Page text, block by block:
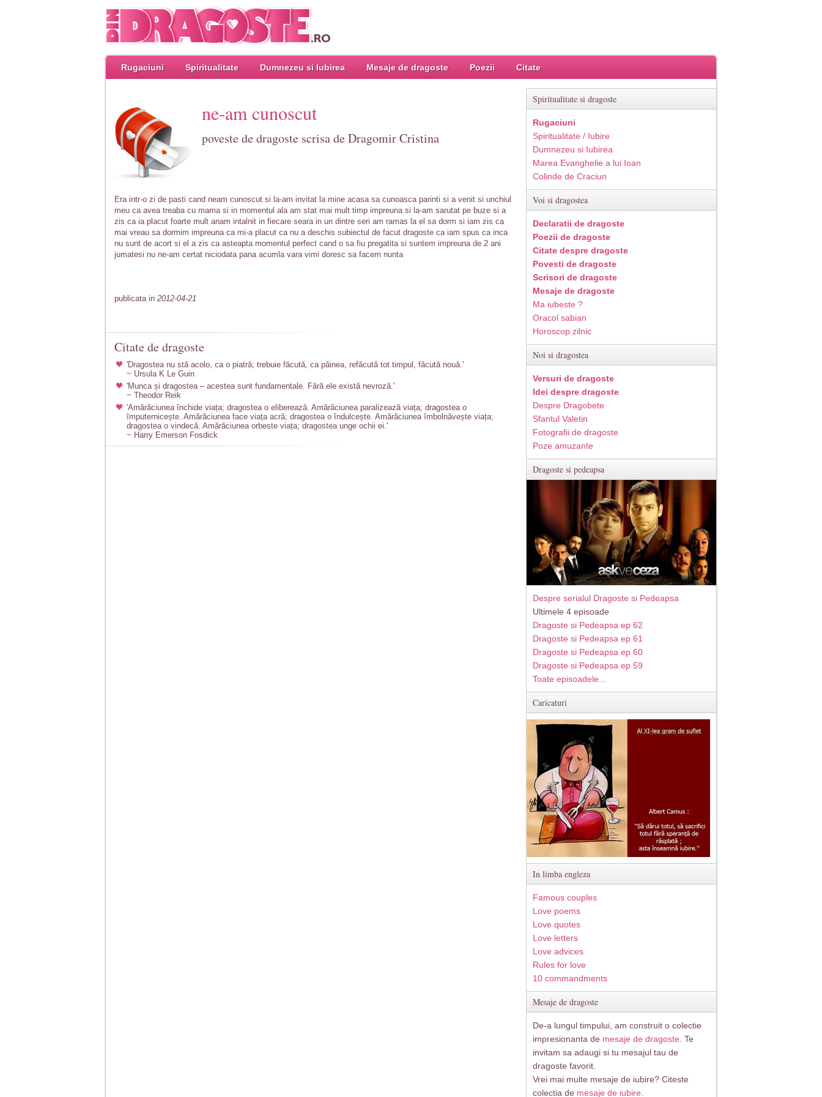
Rugaciuni Spiritualitate Dumnezeu si Iubirea Mesaje de dragoste Poezii Citate
ne-am cunoscut
poveste de dragoste scrisa de Dragomir Cristina
Era intr-o zi de pasti cand neam cunoscut si la-am invitat la mine acasa sa cunoasca parinti si a venit si unchiul
meu ca avea treaba cu mama si in momentul ala am stat mai mult timp impreuna si la-am sarutat pe buze si a
zis ca ia placut foarte mult anam intalnit in fiecare seara in un dintre seri am ramas la el sa dorm si iam zis ca
mai vreau sa dormim impreuna ca mi-a placut ca nu a deschis subiectul de facut dragoste ca iam spus ca inca
nu sunt de acort si el a zis ca asteapta momentul perfect cand o sa fiu pregatita si suntem impreuna de 2 ani
jumatesi nu ne-am certat niciodata pana acumla vara vimi doresc sa facem nunta
publicata in 2012-04-21
Citate de dragoste
'Dragostea nu stă acolo, ca o piatră; trebuie făcută, ca pâinea, refăcută tot timpul, făcută nouă.'
~ Ursula K Le Guin
'Munca și dragostea – acestea sunt fundamentale. Fără ele există nevroză.'
~ Theodor Reik
'Amărăciunea închide viața; dragostea o eliberează. Amărăciunea paralizează viața; dragostea o
împuternicește. Amărăciunea face viața acră; dragostea o îndulcește. Amărăciunea îmbolnăvește viața;
dragostea o vindecă. Amărăciunea orbeste viața; dragostea unge ochii ei.'
~ Harry Emerson Fosdick
Spiritualitate si dragoste
Rugaciuni
Spiritualitate / Iubire
Dumnezeu si Iubirea
Marea Evanghelie a lui Ioan
Colinde de Craciun
Voi si dragostea
Declaratii de dragoste
Poezii de dragoste
Citate despre dragoste
Povesti de dragoste
Scrisori de dragoste
Mesaje de dragoste
Ma iubeste ?
Oracol sabian
Horoscop zilnic
Noi si dragostea
Versuri de dragoste
Idei despre dragoste
Despre Dragobete
Sfantul Valetin
Fotografii de dragoste
Poze amuzante
Dragoste si pedeapsa
Despre serialul Dragoste si Pedeapsa
Ultimele 4 episoade
Dragoste si Pedeapsa ep 62
Dragoste si Pedeapsa ep 61
Dragoste si Pedeapsa ep 60
Dragoste si Pedeapsa ep 59
Toate episoadele...
Caricaturi
In limba engleza
Famous couples
Love poems
Love quotes
Love letters
Love advices
Rules for love
10 commandments
Mesaje de dragoste
De-a lungul timpului, am construit o colectie
impresionanta de mesaje de dragoste . Te
invitam sa adaugi si tu mesajul tau de
dragoste favorit.
Vrei mai multe mesaje de iubire? Citeste
colectia de mesaje de iubire.